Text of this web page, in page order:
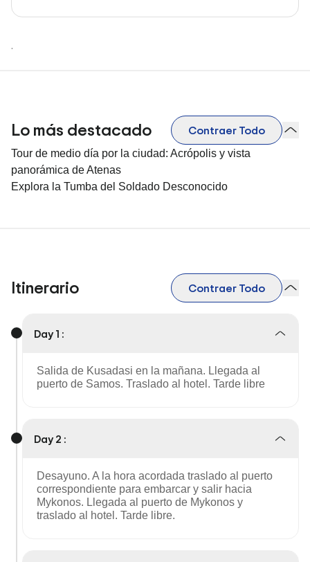
.
Lo más destacado Contraer Todo
Tour de medio día por la ciudad: Acrópolis y vista
panorámica de Atenas
Explora la Tumba del Soldado Desconocido
Itinerario Contraer Todo
Day 1 :
Salida de Kusadasi en la mañana. Llegada al
puerto de Samos. Traslado al hotel. Tarde libre
Day 2 :
Desayuno. A la hora acordada traslado al puerto
correspondiente para embarcar y salir hacia
Mykonos. Llegada al puerto de Mykonos y
traslado al hotel. Tarde libre.